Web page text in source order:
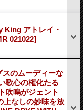
King アトレイ・
021022]
スのムーディーな
歌心の権化たる
吹鳴がジェント
上なしの妙味を放